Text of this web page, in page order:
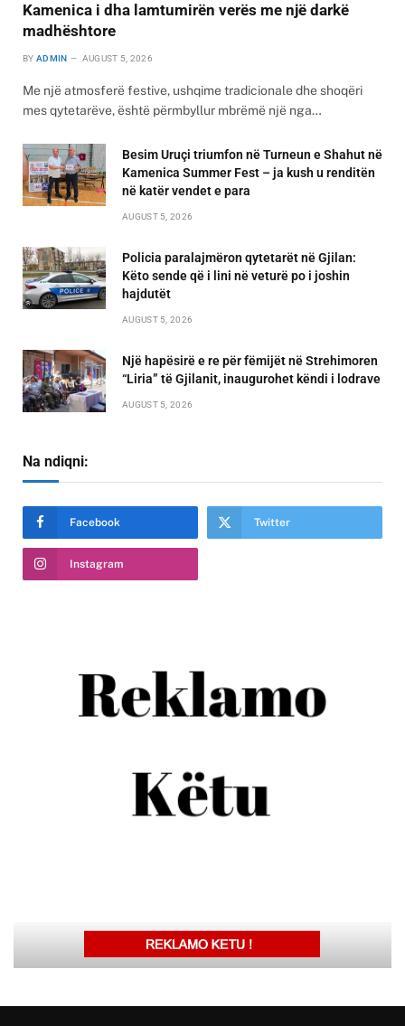
Kamenica i dha lamtumirën verës me një darkë
madhështore
BY ADMIN AUGUST 5, 2026
Me një atmosferë festive, ushqime tradicionale dhe shoqëri
mes qytetarëve, është përmbyllur mbrëmë një nga…
Besim Uruçi triumfon në Turneun e Shahut në
Kamenica Summer Fest – ja kush u renditën
në katër vendet e para
AUGUST 5, 2026
Policia paralajmëron qytetarët në Gjilan:
Këto sende që i lini në veturë po i joshin
hajdutët
AUGUST 5, 2026
Një hapësirë e re për fëmijët në Strehimoren
“Liria” të Gjilanit, inaugurohet këndi i lodrave
AUGUST 5, 2026
Na ndiqni:
Facebook Twitter
Instagram